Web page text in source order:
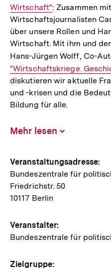
Wirtschaft": Zusammen
Wirtschaftsjournalisten
über unsere Rollen und
Wirtschaft. Mit ihm und
Hans-Jürgen Wolff, Co-
Externer
Link:
"Wirtschaftskriege.
diskutieren wir aktuelle
und -krisen und die
Bildung für alle.
Mehr lesen
Hinweise
zur
Veranstaltung
Veranstaltungsadresse:
Bundeszentrale für
Friedrichstr. 50
10117 Berlin
Veranstalter:
Bundeszentrale für
Zielgruppe: